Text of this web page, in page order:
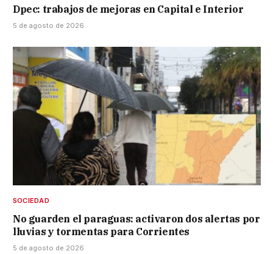
Dpec: trabajos de mejoras en Capital e Interior
5 de agosto de 2026
SOCIEDAD
No guarden el paraguas: activaron dos alertas por
lluvias y tormentas para Corrientes
5 de agosto de 2026